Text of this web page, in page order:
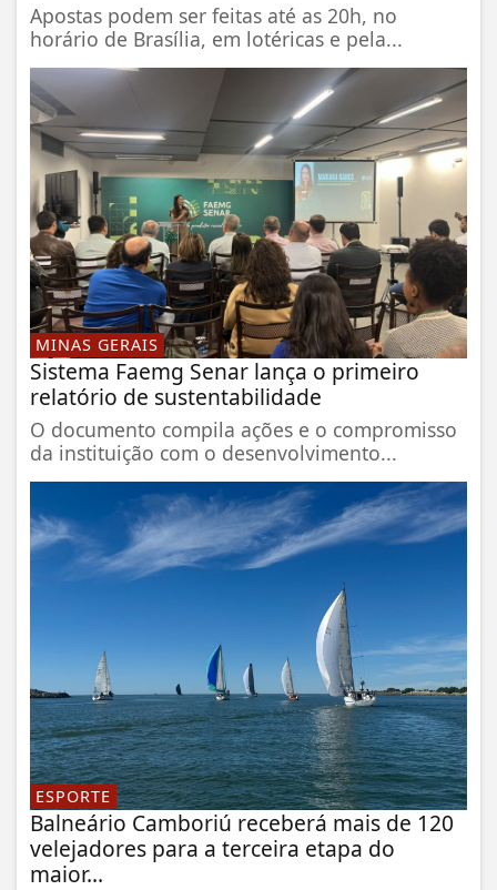
Apostas podem ser feitas até as 20h, no
horário de Brasília, em lotéricas e pela...
MINAS GERAIS
Sistema Faemg Senar lança o primeiro
relatório de sustentabilidade
O documento compila ações e o compromisso
da instituição com o desenvolvimento...
ESPORTE
Balneário Camboriú receberá mais de 120
velejadores para a terceira etapa do
maior...